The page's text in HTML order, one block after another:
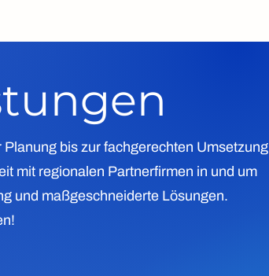
bis zur fachgerechten Umsetzung
mit regionalen Partnerfirmen in und um
und maßgeschneiderte Lösungen.